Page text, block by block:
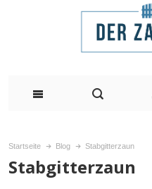
Startseite Blog Stabgitterzaun
Stabgitterzaun